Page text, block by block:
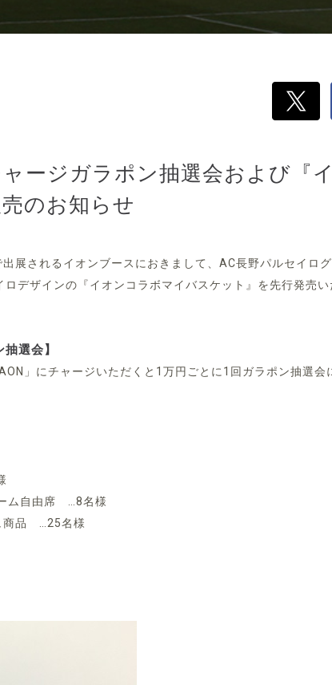
ャージガラポン抽選会および『
のお知らせ
展されるイオンブースにおきまして、AC長野パルセイロ
デザインの『イオンコラボマイバスケット』を先行発売い
選会】
」にチャージいただくと1万円ごとに1回ガラポン抽選会
ム自由席 …8名様
商品 …25名様